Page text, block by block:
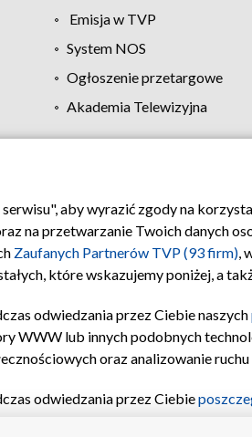
Emisja w TVP
System NOS
Ogłoszenie przetargowe
Akademia Telewizyjna
Regulamin TVP Polityka
aby wyrazić zgody na
na przetwarzanie Twoich danych
Zaufanych Partnerów TVP (93 firm),
które wskazujemy poniżej, a
odwiedzania przez Ciebie naszych
WWW lub innych podobnych
oraz analizowanie
odwiedzania przez Ciebie